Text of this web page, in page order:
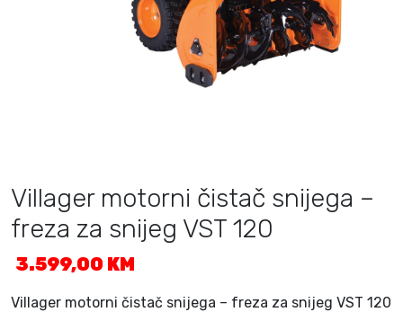
Villager motorni čistač snijega –
freza za snijeg VST 120
3.599,00 KM
Villager motorni čistač snijega – freza za snijeg VST 120